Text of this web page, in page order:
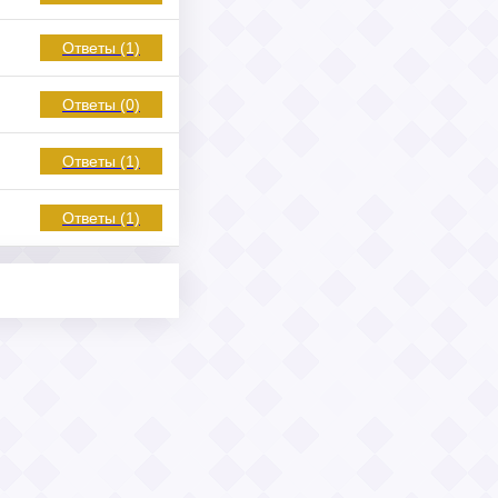
Ответы (1)
Ответы (0)
Ответы (1)
Ответы (1)